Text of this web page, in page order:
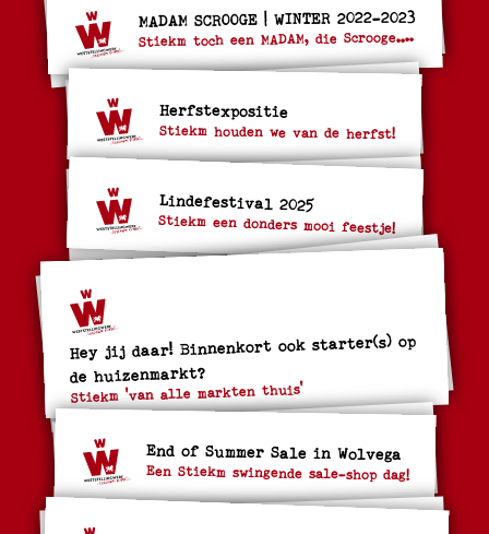
MADAM SCROOGE | WINTER 2022-2023
Stiekm toch een MADAM, die Scrooge....
Herfstexpositie
Stiekm houden we van de herfst!
Lindefestival 2025
Stiekm een donders mooi feestje!
Hey jij daar! Binnenkort ook starter(s) op
de huizenmarkt?
Stiekm 'van alle markten thuis'
End of Summer Sale in Wolvega
Een Stiekm swingende sale-shop dag!